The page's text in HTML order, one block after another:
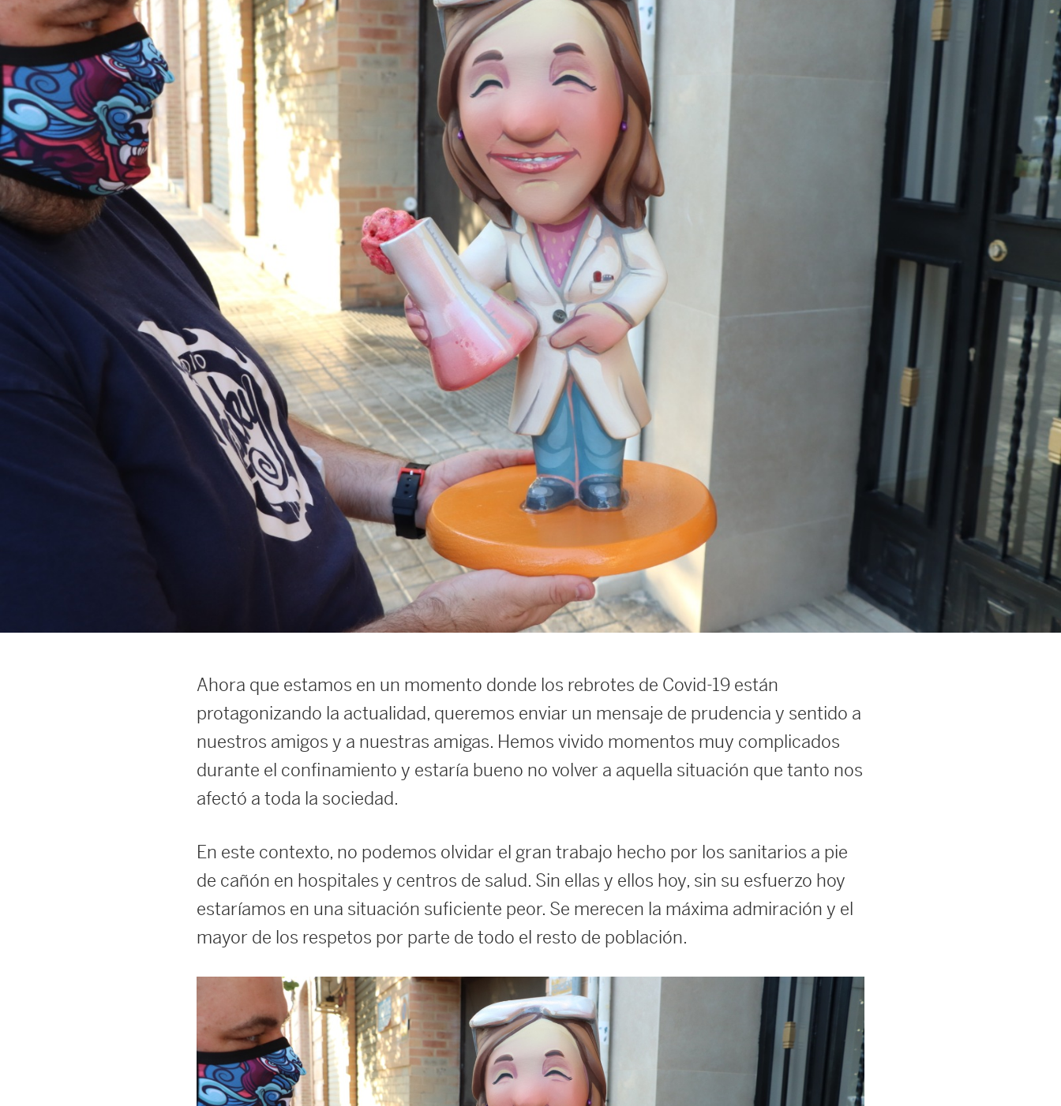
Ahora que estamos en un momento donde los rebrotes de Covid-19 están
protagonizando la actualidad, queremos enviar un mensaje de prudencia y sentido a
nuestros amigos y a nuestras amigas. Hemos vivido momentos muy complicados
durante el confinamiento y estaría bueno no volver a aquella situación que tanto nos
afectó a toda la sociedad.
En este contexto, no podemos olvidar el gran trabajo hecho por los sanitarios a pie
de cañón en hospitales y centros de salud. Sin ellas y ellos hoy, sin su esfuerzo hoy
estaríamos en una situación suficiente peor. Se merecen la máxima admiración y el
mayor de los respetos por parte de todo el resto de población.